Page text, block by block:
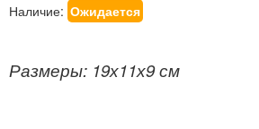
Наличие: Ожидается
Размеры: 19х11х9 см